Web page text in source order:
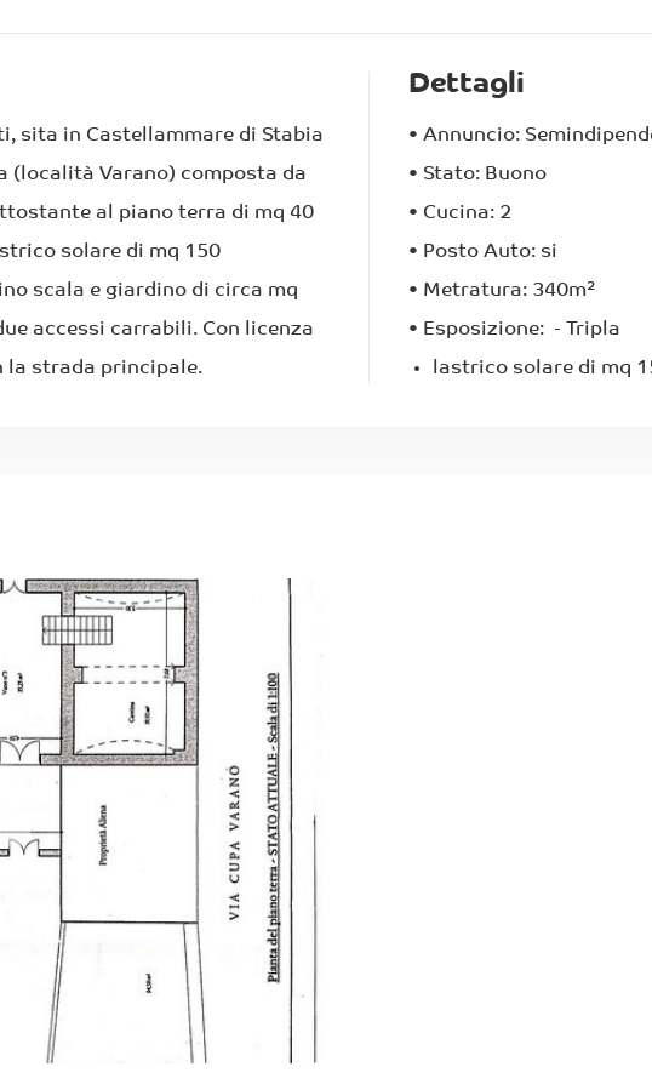
sita in Castellammare di Stabia
(località Varano) composta da
al piano terra di mq 40
solare di mq 150
scala e giardino di circa mq
accessi carrabili. Con licenza
la strada principale.
Dettagli
• Annuncio:
• Stato: Buono
• Cucina: 2
• Posto Auto: si
• Metratura: 340m²
• Esposizione: - Tripla
lastrico solare di mq